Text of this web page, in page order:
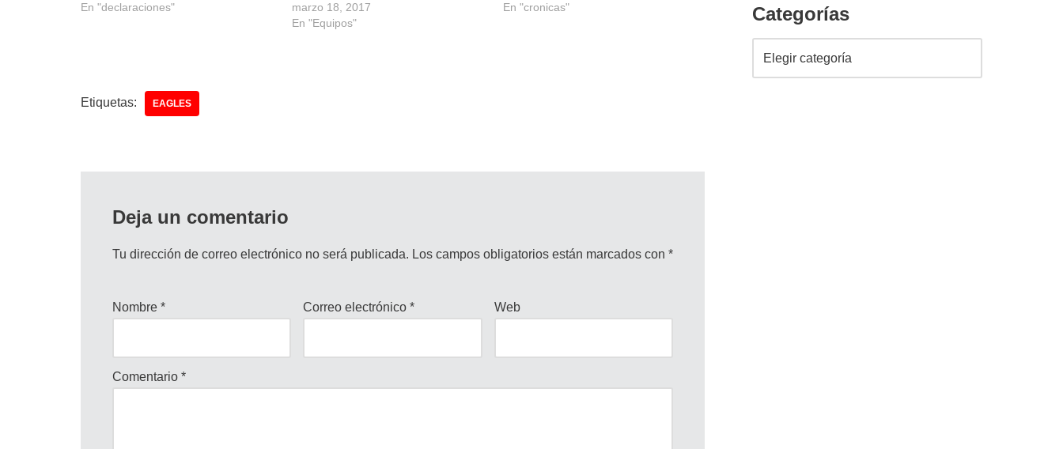
En "declaraciones"
marzo 18, 2017
En "Equipos"
En "cronicas"
Etiquetas: EAGLES
Deja un comentario
Tu dirección de correo electrónico no será publicada. Los campos obligatorios están marcados con *
Nombre * Correo electrónico* Web
Comentario *
Categorías